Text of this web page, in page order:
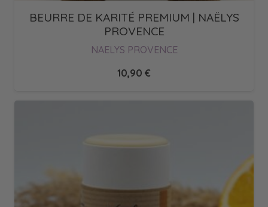
BEURRE DE KARITÉ PREMIUM | NAËLYS
PROVENCE
NAELYS PROVENCE
10,90 €